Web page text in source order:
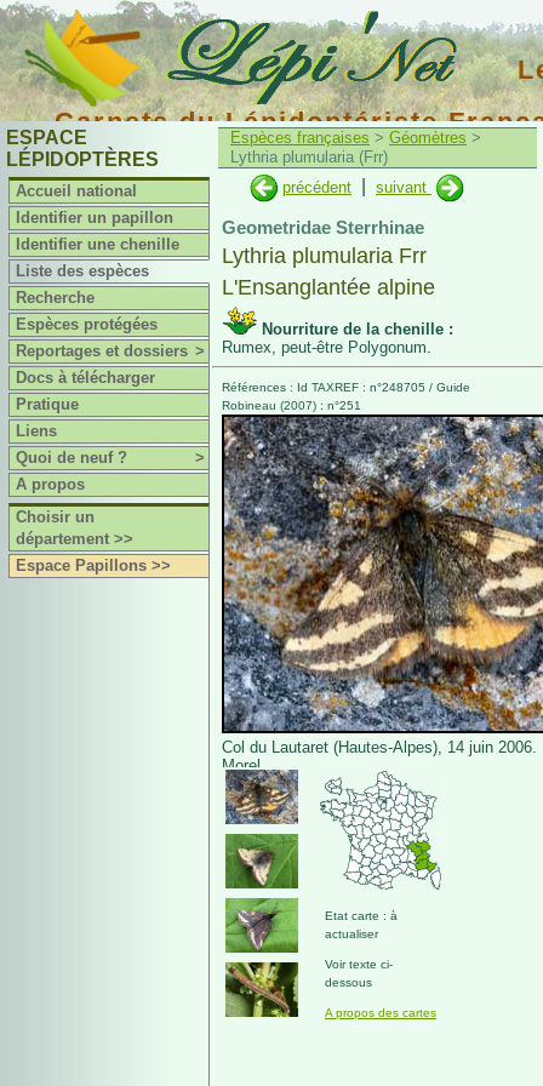
Carnets du Lépidoptériste
ESPACE
LÉPIDOPTÈRES
Accueil national
Identifier un papillon
Identifier une chenille
Liste des espèces
Recherche
Espèces protégées
Reportages et dossiers >
Docs à télécharger
Pratique
Liens
Quoi de neuf ?
>
A propos
Choisir un
département >>
Espace Papillons >>
Espèces françaises > Géomètres >
Lythria plumularia (Frr)
précédent
suivant
Geometridae Sterrhinae
Lythria plumularia Frr
L'Ensanglantée alpine
Nourriture de la chenille :
Rumex, peut-être Polygonum.
Références : Id TAXREF : n°248705 / Guide
Robineau (2007) : n°251
Col du Lautaret (Hautes-Alpes), 14 juin 2006.
Morel.
Etat carte : à
actualiser
Voir texte ci-
dessous
A propos des cartes